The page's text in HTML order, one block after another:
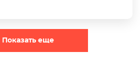
Показать еще